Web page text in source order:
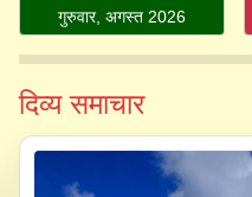
गुरुवार, अगस्त 2026
दिव्य समाचार